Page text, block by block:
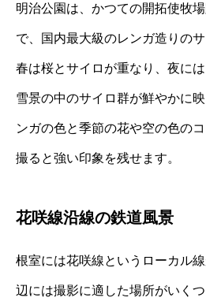
明治公園は、かつての開拓使牧
で、国内最大級のレンガ造りの
春は桜とサイロが重なり、夜に
雪景の中のサイロ群が鮮やかに
ンガの色と季節の花や空の色の
撮ると強い印象を残せます。
花咲線沿線の鉄道風景
根室には花咲線というローカル
辺には撮影に適した場所がいく